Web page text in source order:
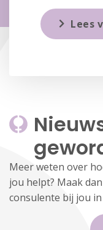
Lees
Meer weten over
jou helpt? Maak
consulente bij jou